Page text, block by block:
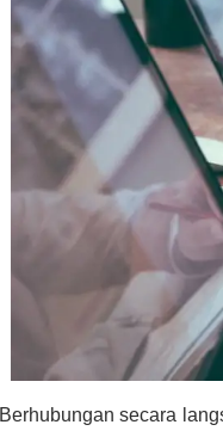
Berhubungan secara